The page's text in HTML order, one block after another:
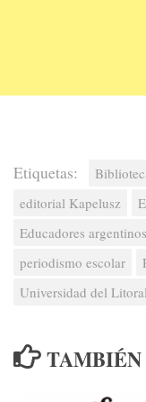
Etiquetas:
editorial Kapelusz
Educadores argentinos
periodismo escolar
Universidad del Litoral
TAMBIÉN